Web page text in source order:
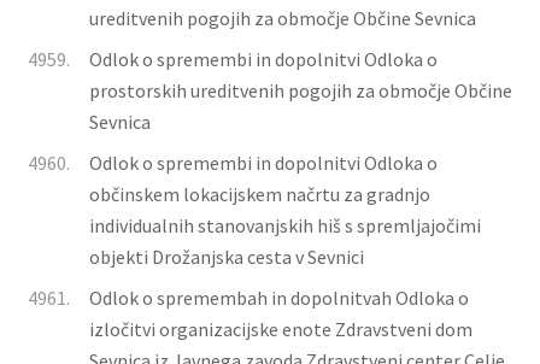
ureditvenih pogojih za območje Občine Sevnica
4959.
Odlok o spremembi in dopolnitvi Odloka o
prostorskih ureditvenih pogojih za območje Občine
Sevnica
4960.
Odlok o spremembi in dopolnitvi Odloka o
občinskem lokacijskem načrtu za gradnjo
individualnih stanovanjskih hiš s spremljajočimi
objekti Drožanjska cesta v Sevnici
4961.
Odlok o spremembah in dopolnitvah Odloka o
izločitvi organizacijske enote Zdravstveni dom